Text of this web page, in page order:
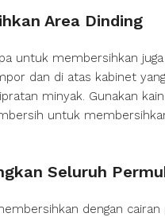
Area Dinding
untuk membersihkan
dan di atas kabinet
minyak. Gunakan
untuk
Seluruh
dengan cairan